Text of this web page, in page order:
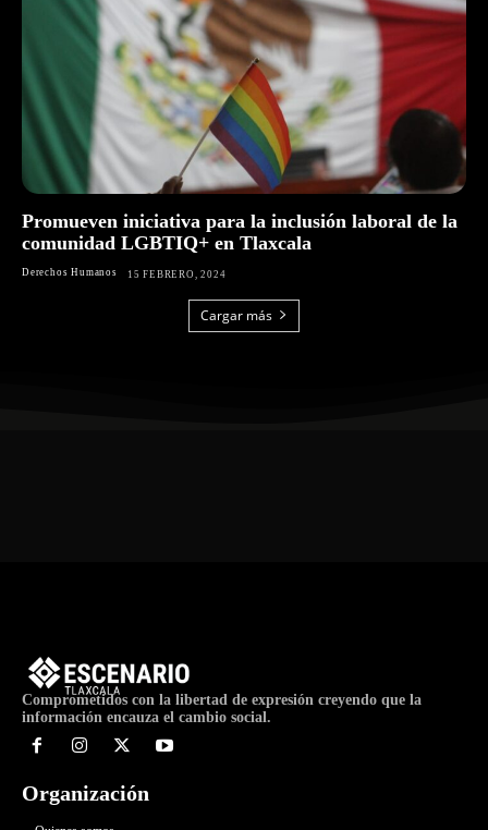
Promueven iniciativa para la inclusión laboral de la
comunidad LGBTIQ+ en Tlaxcala
Derechos Humanos 15 FEBRERO, 2024
Cargar más
Comprometidos con la libertad de expresión creyendo que la
información encauza el cambio social.
Organización